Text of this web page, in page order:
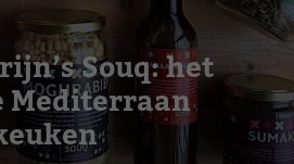
Souq: het
Mediterraan